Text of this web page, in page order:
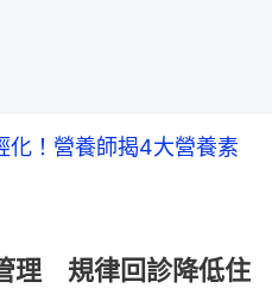
化！營養師揭4大營養素
理 規律回診降低住